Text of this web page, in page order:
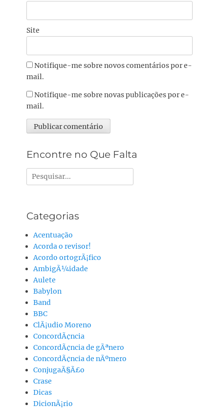
Site
Notifique-me sobre novos comentários por e-
mail.
Notifique-me sobre novas publicações por e-
mail.
Encontre no Que Falta
Pesquisar
por:
Categorias
Acentuação
Acorda o revisor!
Acordo ortogrÃ¡fico
AmbigÃ¼idade
Aulete
Babylon
Band
BBC
ClÃ¡udio Moreno
ConcordÃ¢ncia
ConcordÃ¢ncia de gÃªnero
ConcordÃ¢ncia de nÃºmero
ConjugaÃ§Ã£o
Crase
Dicas
DicionÃ¡rio